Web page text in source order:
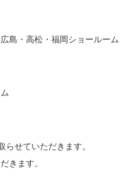
島・高松・福岡ショールーム
せていただきます。
きます。